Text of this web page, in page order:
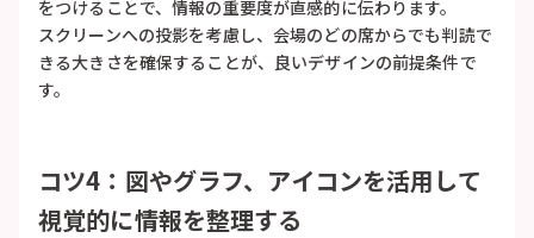
をつけることで、情報の重要度が直感的に伝わります。
スクリーンへの投影を考慮し、会場のどの席からでも判読で
きる大きさを確保することが、良いデザインの前提条件で
す。
コツ4：図やグラフ、アイコンを活用して
視覚的に情報を整理する